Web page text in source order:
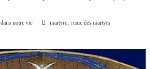
d
i
o
q
d
é
notre vie martyre, reine des martyrs